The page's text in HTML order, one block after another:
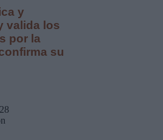
y
valida los
por la
su